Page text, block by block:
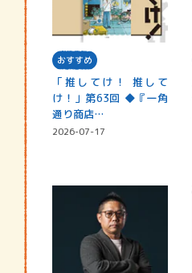
おすすめ
「推してけ！ 推して
け！」第63回 ◆『一角
通り商店…
2026-07-17